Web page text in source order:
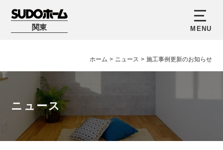
関東
ホーム > ニュース > 施工事例更新のお知らせ
ニュース